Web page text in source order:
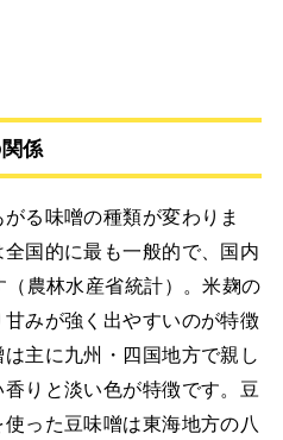
係
る味噌の種類が変わりま
国的に最も一般的で、国内
農林水産省統計）。米麹の
みが強く出やすいのが特徴
主に九州・四国地方で親し
りと淡い色が特徴です。豆
った豆味噌は東海地方の八